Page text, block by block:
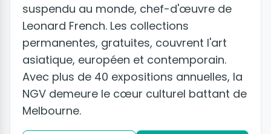
suspendu au monde, chef-d'œuvre de
Leonard French. Les collections
permanentes, gratuites, couvrent l'art
asiatique, européen et contemporain.
Avec plus de 40 expositions annuelles, la
NGV demeure le cœur culturel battant de
Melbourne.